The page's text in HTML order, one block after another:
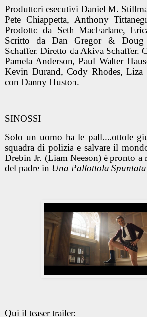
Produttori esecutivi Daniel M.
Pete Chiappetta, Anthony
Prodotto da Seth MacFarlane,
Scritto da Dan Gregor &
Schaffer. Diretto da Akiva Schaffer.
Pamela Anderson, Paul Walter
Kevin Durand, Cody Rhodes, Liza
con Danny Huston.
SINOSSI
Solo un uomo ha le pall....ottole
squadra di polizia e salvare il
Drebin Jr. (Liam Neeson) è pronto a
del padre in Una Pallottola Spuntata
Qui il teaser trailer: